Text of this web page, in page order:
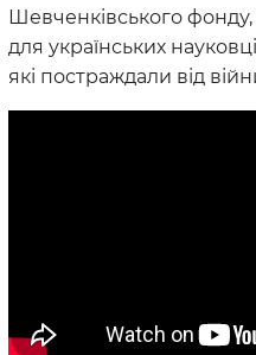
Шевченківського
для українських
які постраждали від